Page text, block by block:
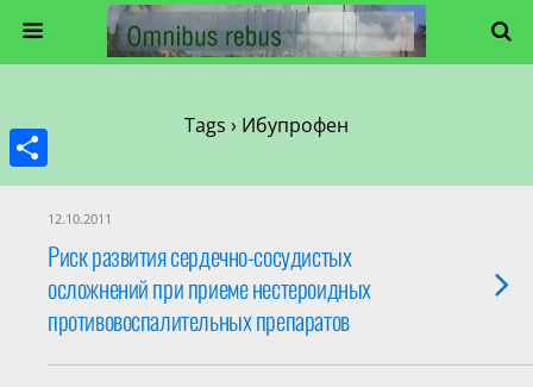
Tags › Ибупрофен
12.10.2011
Риск развития сердечно-сосудистых
осложнений при приеме нестероидных
противовоспалительных препаратов
Share